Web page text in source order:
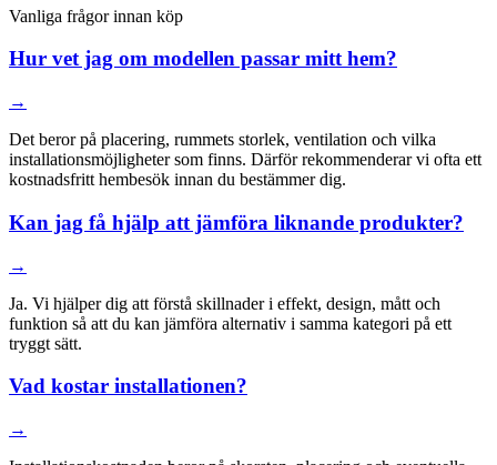
Vanliga frågor innan köp
Hur vet jag om modellen passar mitt hem?
→
Det beror på placering, rummets storlek, ventilation och vilka
installationsmöjligheter som finns. Därför rekommenderar vi ofta ett
kostnadsfritt hembesök innan du bestämmer dig.
Kan jag få hjälp att jämföra liknande produkter?
→
Ja. Vi hjälper dig att förstå skillnader i effekt, design, mått och
funktion så att du kan jämföra alternativ i samma kategori på ett
tryggt sätt.
Vad kostar installationen?
→